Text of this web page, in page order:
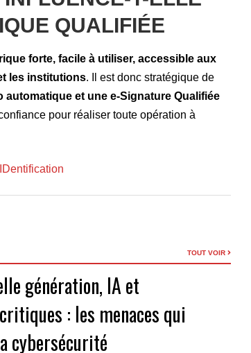
QUALIFIÉE
forte, facile à utiliser, accessible aux
les institutions. Il est donc stratégique de
automatique et une e-Signature Qualifiée
pour réaliser toute opération à
TOUT VOIR
génération, IA et
: les menaces qui
cybersécurité